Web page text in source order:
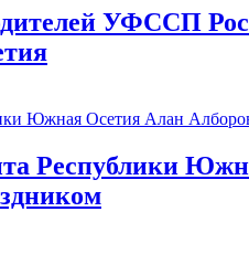
УФССП
Республики